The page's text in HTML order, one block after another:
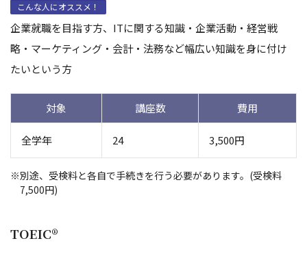
こんな人にオススメ！
企業就職を目指す方、ITに関する知識・企業活動・経営戦
略・マーケティング・会計・法務など幅広い知識を身に付け
たいという方
対象 講座数 費用
全学年 24 3,500円
別途、受検料と各自で手続きを行う必要があります。(受検料
7,500円)
TOEIC®